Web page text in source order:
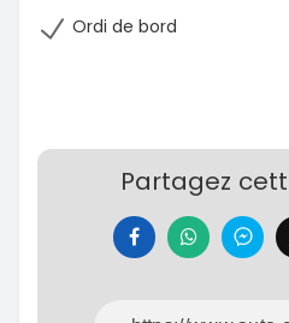
Ordi de bord
Partagez